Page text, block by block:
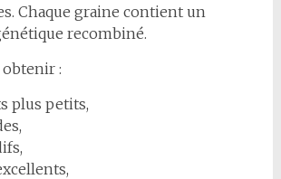
Chaque graine contient un
recombiné.
obtenir :
plus petits,